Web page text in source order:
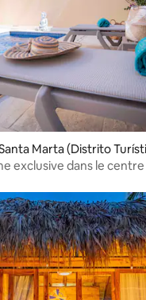
Marta (Distrito
exclusive dans le